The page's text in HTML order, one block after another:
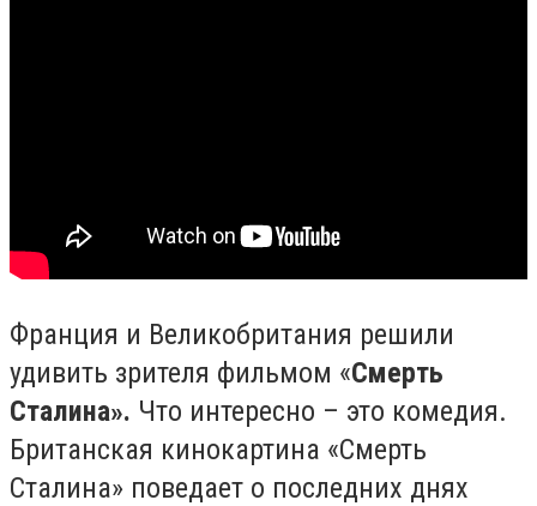
Франция и Великобритания решили
удивить зрителя фильмом «Смерть
Сталина». Что интересно – это комедия.
Британская кинокартина «Смерть
Сталина» поведает о последних днях